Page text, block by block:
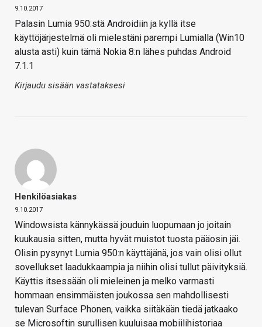
9.10.2017
Palasin Lumia 950:stä Androidiin ja kyllä itse
käyttöjärjestelmä oli mielestäni parempi Lumialla (Win10
alusta asti) kuin tämä Nokia 8:n lähes puhdas Android
7.1.1
Kirjaudu sisään vastataksesi
Henkilöasiakas
9.10.2017
Windowsista kännykässä jouduin luopumaan jo joitain
kuukausia sitten, mutta hyvät muistot tuosta pääosin jäi.
Olisin pysynyt Lumia 950:n käyttäjänä, jos vain olisi ollut
sovellukset laadukkaampia ja niihin olisi tullut päivityksiä.
Käyttis itsessään oli mieleinen ja melko varmasti
hommaan ensimmäisten joukossa sen mahdollisesti
tulevan Surface Phonen, vaikka siitäkään tiedä jatkaako
se Microsoftin surullisen kuuluisaa mobiilihistoriaa